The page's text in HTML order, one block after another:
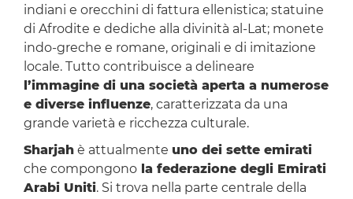
indiani e orecchini di fattura ellenistica; statuine
di Afrodite e dediche alla divinità al-Lat; monete
indo-greche e romane, originali e di imitazione
locale. Tutto contribuisce a delineare
l’immagine di una società aperta a numerose
e diverse influenze, caratterizzata da una
grande varietà e ricchezza culturale.
Sharjahè attualmente uno dei sette emirati
che compongonola federazione degli Emirati
Arabi Uniti. Si trova nella parte centrale della